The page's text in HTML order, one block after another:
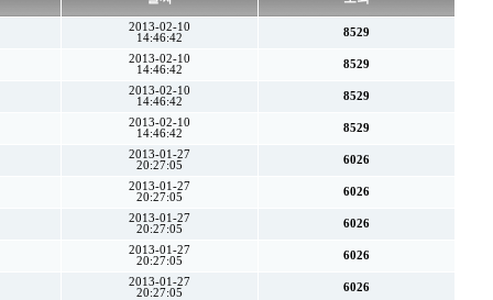
2013-02-10
14:46:42
8529
2013-02-10
14:46:42
8529
2013-02-10
14:46:42
8529
2013-02-10
14:46:42
8529
2013-01-27
20:27:05
6026
2013-01-27
20:27:05
6026
2013-01-27
20:27:05
6026
2013-01-27
20:27:05
6026
2013-01-27
20:27:05
6026